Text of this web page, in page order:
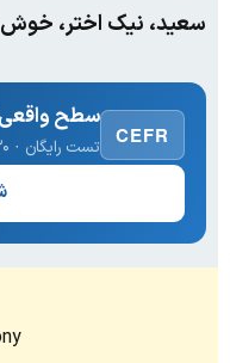
سعید، نیک اختر،
CEFR
سطح واقعی
تست رایگان · ۳۰ سوال · نتیجه فوری